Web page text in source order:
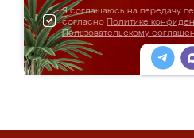
Я соглашаюсь на передачу
согласно Политике
Пользовательскому